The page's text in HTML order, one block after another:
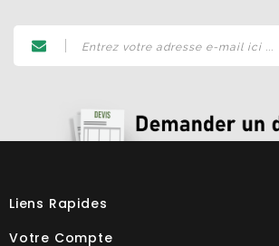
Liens Rapides
Votre Compte